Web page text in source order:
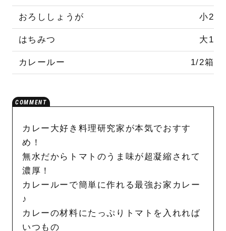
おろししょうが 小2
はちみつ 大1
カレールー 1/2箱
カレー大好き料理研究家が本気でおすす
め！
無水だからトマトのうま味が超凝縮されて
濃厚！
カレールーで簡単に作れる最強お家カレー
♪
カレーの材料にたっぷりトマトを入れれば
いつもの